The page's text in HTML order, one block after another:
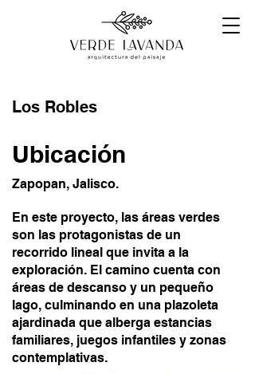
Los Robles
Ubicación
Zapopan, Jalisco.
En este proyecto, las áreas verdes
son las protagonistas de un
recorrido lineal que invita a la
exploración. El camino cuenta con
áreas de descanso y un pequeño
lago, culminando en una plazoleta
ajardinada que alberga estancias
familiares, juegos infantiles y zonas
contemplativas.